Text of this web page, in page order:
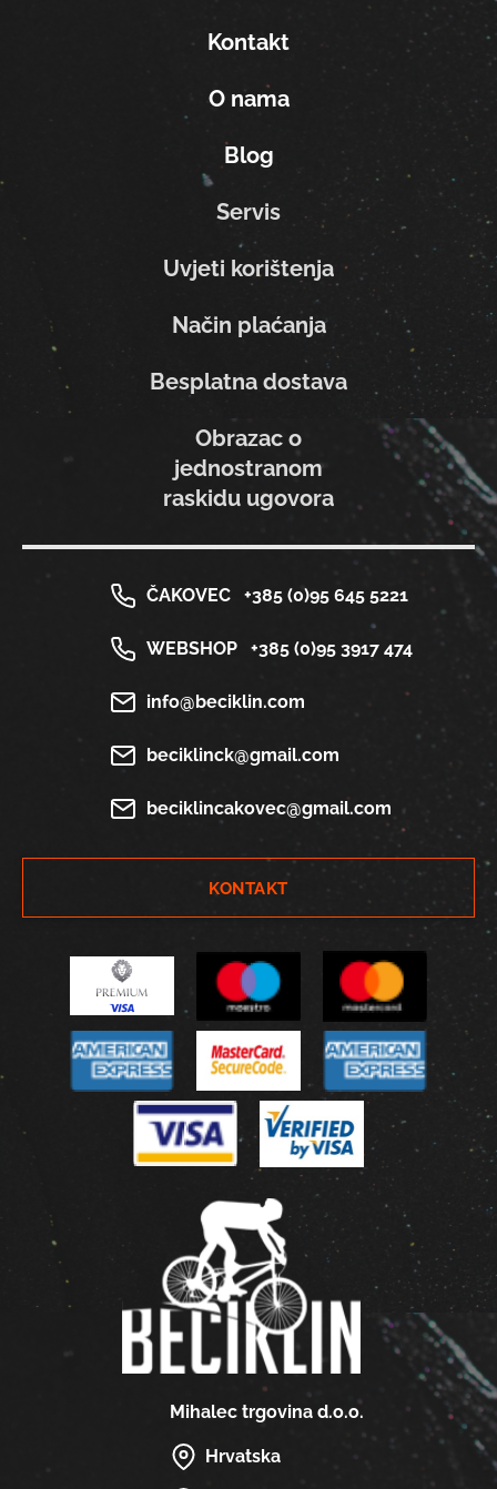
Mihalec trgovina d.o.o.
Hrvatska
Kontakt
O nama
Blog
Servis
Uvjeti korištenja
Način plaćanja
Besplatna dostava
Obrazac o
jednostranom
raskidu ugovora
ČAKOVEC +385 (0)95 645 5221
WEBSHOP +385 (0)95 3917 474
info@beciklin.com
beciklinck@gmail.com
beciklincakovec@gmail.com
KONTAKT